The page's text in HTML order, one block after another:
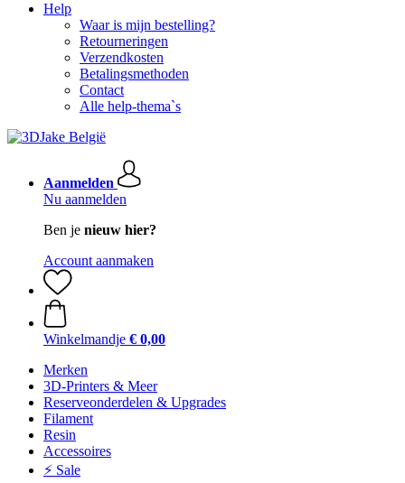
Help
Waar is mijn bestelling?
Retourneringen
Verzendkosten
Betalingsmethoden
Contact
Alle help-thema`s
Aanmelden
Nu aanmelden
Ben je nieuw hier?
Account aanmaken
Winkelmandje € 0,00
Merken
3D-Printers & Meer
Reserveonderdelen & Upgrades
Filament
Resin
Accessoires
⚡ Sale